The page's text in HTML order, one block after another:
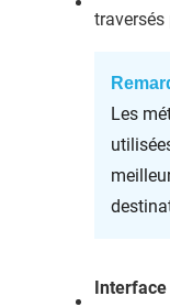
traversés
Les
Interface